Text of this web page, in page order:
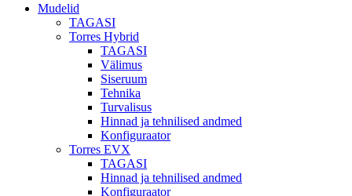
Mudelid
TAGASI
Torres Hybrid
TAGASI
Välimus
Siseruum
Tehnika
Turvalisus
Hinnad ja tehnilised andmed
Konfiguraator
Torres EVX
TAGASI
Hinnad ja tehnilised andmed
Konfiguraator